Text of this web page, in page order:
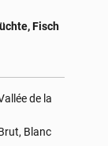
Fisch
de la
Blanc